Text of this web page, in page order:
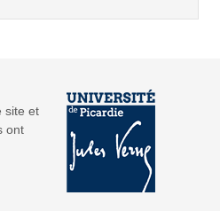
site et
ont